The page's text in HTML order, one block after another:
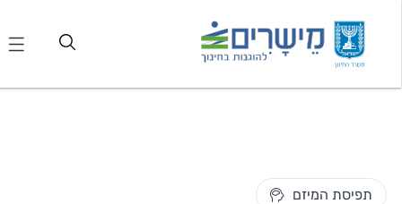
תפיסת המיזם